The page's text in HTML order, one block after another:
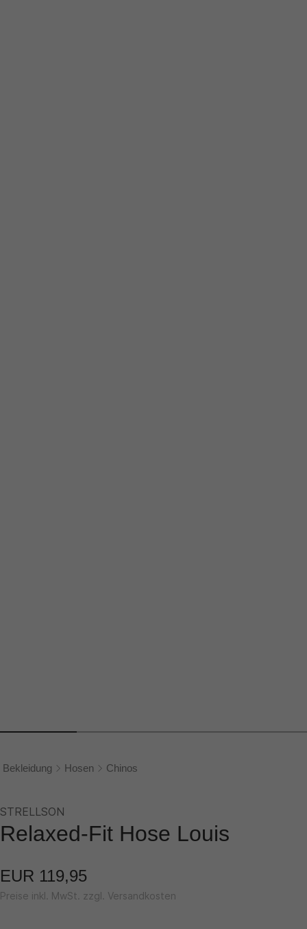
Bekleidung Hosen Chinos
STRELLSON
Relaxed-Fit Hose Louis
EUR 119,95
Preise inkl. MwSt. zzgl. Versandkosten